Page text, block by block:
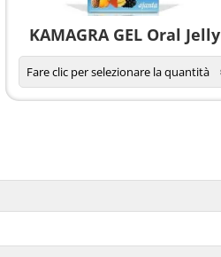
KAMAGRA GEL Oral Jelly